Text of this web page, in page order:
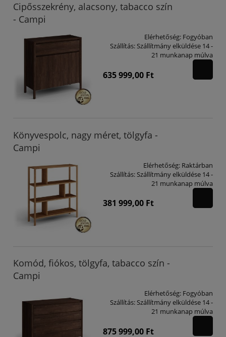
Cipősszekrény, alacsony, tabacco szín
- Campi
Elérhetőség: Fogyóban
Szállítás:Szállítmány elküldése 14 -
21 munkanap múlva
635 999,00 Ft
Könyvespolc, nagy méret, tölgyfa -
Campi
Elérhetőség: Raktárban
Szállítás:Szállítmány elküldése 14 -
21 munkanap múlva
381 999,00 Ft
Komód, fiókos, tölgyfa, tabacco szín -
Campi
Elérhetőség: Fogyóban
Szállítás:Szállítmány elküldése 14 -
21 munkanap múlva
875 999,00 Ft